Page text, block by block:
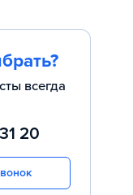
всегда
20